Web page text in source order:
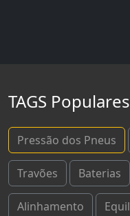
TAGS Populares
Pressão dos Pneus
Travões Baterias
Alinhamento